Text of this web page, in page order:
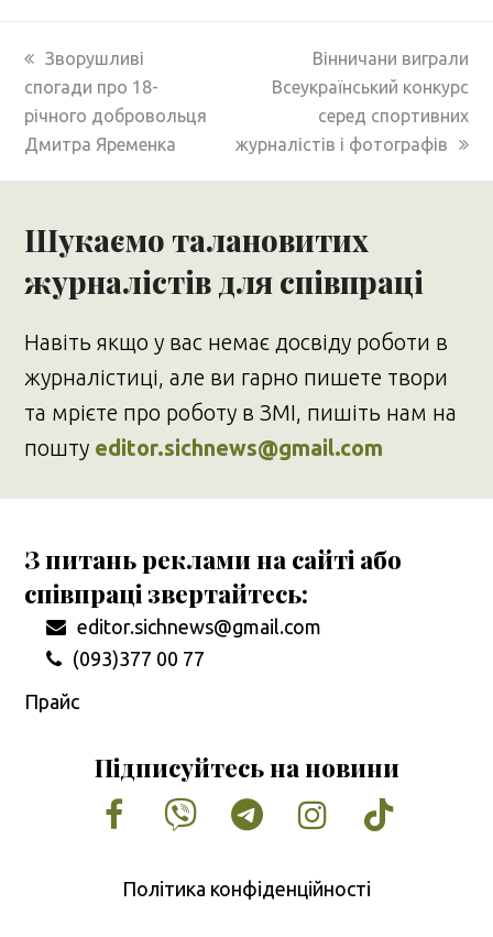
previous
post:
Зворушливі
спогади про 18-
річного добровольця
Дмитра Яременка
next
post:
Вінничани виграли
Всеукраїнський конкурс
серед спортивних
журналістів і фотографів
Шукаємо талановитих
журналістів для співпраці
Навіть якщо у вас немає досвіду роботи в
журналістиці, але ви гарно пишете твори
та мрієте про роботу в ЗМІ, пишіть нам на
пошту editor.sichnews@gmail.com
З питань реклами на сайті або
співпраці звертайтесь:
editor.sichnews@gmail.com
(093)377 00 77
Прайс
Підписуйтесь на новини
Facebook
VimeoTumblrInstagram
Tiktok
Політика конфіденційності